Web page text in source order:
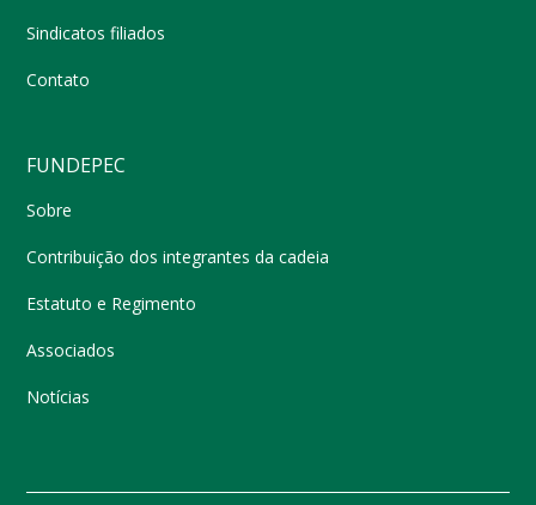
Sindicatos filiados
Contato
FUNDEPEC
Sobre
Contribuição dos integrantes da cadeia
Estatuto e Regimento
Associados
Notícias